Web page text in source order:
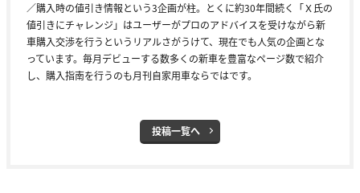
／購入時の値引き情報という3企画が柱。とくに約30年間続く「Ｘ氏の
値引きにチャレンジ」はユーザーがプロのアドバイスを受けながら新
車購入交渉を行うというリアルさがうけて、現在でも人気の企画とな
っています。毎月デビューする数多くの新車を豊富なページ数で紹介
し、購入指南を行うのも月刊自家用車ならではです。
投稿一覧へ